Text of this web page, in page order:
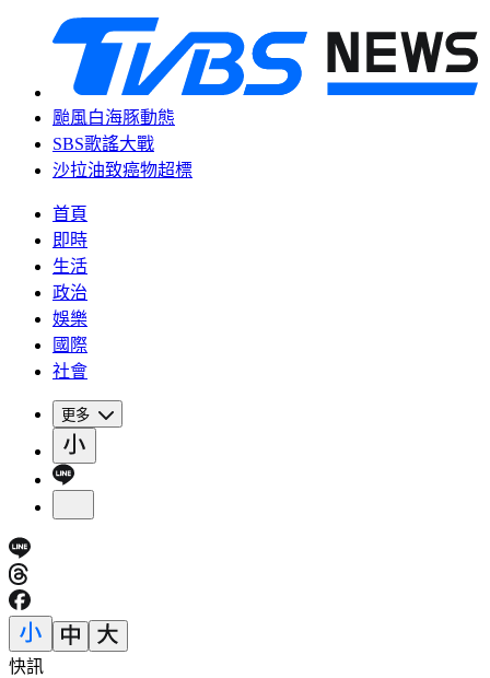
颱風白海豚動態
SBS歌謠大戰
沙拉油致癌物超標
首頁
即時
生活
政治
娛樂
國際
社會
更多
快訊